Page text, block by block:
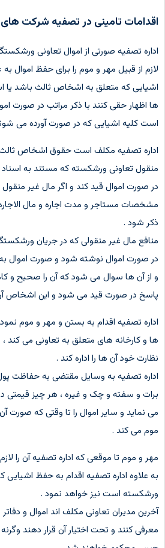
اقدامات تامینی در تصفیه شرکت های
اداره تصفیه صورتی از اموال تعاونی
لازم از قبیل مهر و موم را برای حفظ اموال
اشیایی که متعلق به اشخاص ثالث باشد
ها اظهار حقی کنند با ذکر مراتب در صورت
است کلیه اشیایی که در صورت آورده می شوند
اداره تصفیه مکلف است حقوق اشخاص ثالث
منقول تعاونی ورشکسته که مستند به
در صورت اموال قید کند و اگر مال غیر منقول
مشخصات مستاجر و مدت اجاره و مال
ذکر شود .
منافع مال غیر منقولی که در جریان
در صورت اموال نوشته شود و صورت اموال به
و از آن ها سوال می شود که آن را صحیح و
پاسخ در صورت قید می شود و این اشخاص آن
اداره تصفیه اقدام به بستن و مهر و موم نمودن
ها و کارخانه های متعلق به تعاونی می کند ،
نظارت خود آن ها را اداره کند .
اداره تصفیه به وسایل مقتضی به حفاظت
برات و سفته و چک و غیره ، هر چیز قیمتی
می نماید و سایر اموال را تا وقتی که صورت
موم می کند .
مهر و موم تا موقعی که اداره تصفیه آن را
به علاوه اداره تصفیه اقدام به حفظ اشیایی
ورشکسته است نیز خواهد نمود .
آخرین مدیران تعاونی مکلف اند اموال و
معرفی کنند و تحت اختیار آن قرار دهند